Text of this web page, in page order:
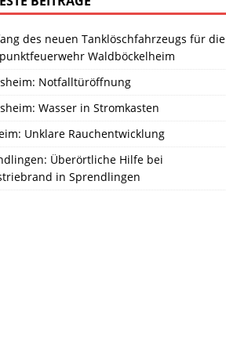
des neuen Tanklöschfahrzeugs für die
Waldböckelheim
Notfalltüröffnung
Wasser in Stromkasten
Unklare Rauchentwicklung
Überörtliche Hilfe bei
in Sprendlingen